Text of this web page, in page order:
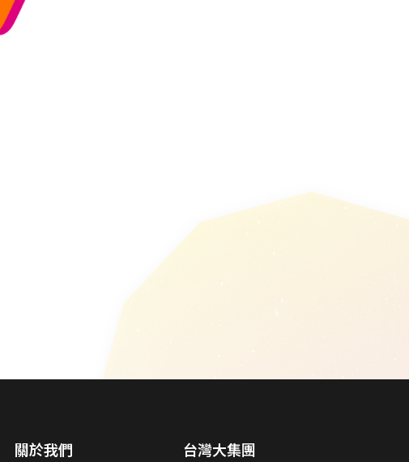
關於我們 台灣大集團